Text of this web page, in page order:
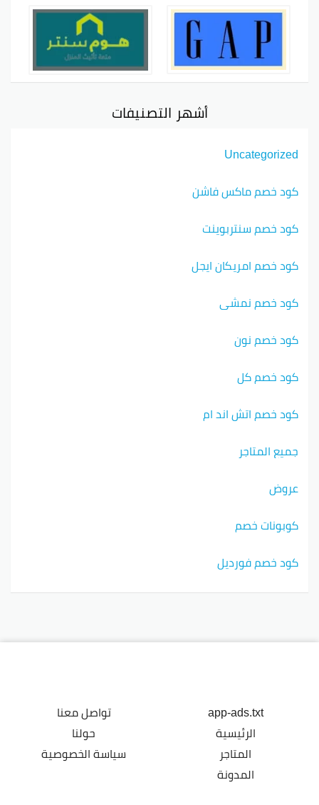
أشهر التصنيفات
Uncategorized
كود خصم ماكس فاشن
كود خصم سنتربوينت
كود خصم امريكان ايجل
كود خصم نمشي
كود خصم نون
كود خصم كل
كود خصم اتش اند ام
جميع المتاجر
عروض
كوبونات خصم
كود خصم فورديل
app-ads.txt
الرئيسية
المتاجر
المدونة
تواصل معنا
حولنا
سياسة الخصوصية